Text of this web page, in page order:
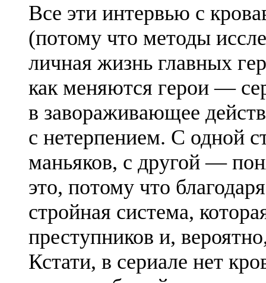
Все эти интервью с
(потому что методы
личная жизнь главных
как меняются герои —
в завораживающее
с нетерпением. С одной
маньяков, с другой —
это, потому что
стройная система,
преступников и,
Кстати, в сериале нет